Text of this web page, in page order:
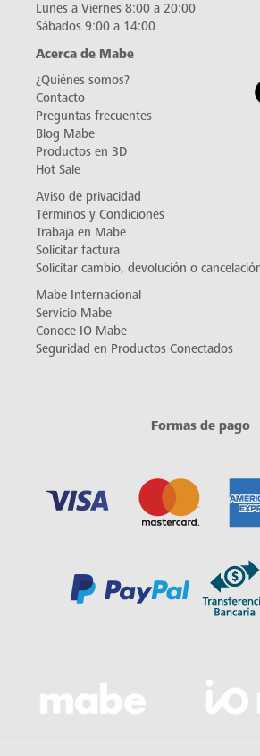
Lunes a Viernes 8:00 a 20:00
Sábados 9:00 a 14:00
Acerca de Mabe
¿Quiénes somos?
Contacto
Preguntas frecuentes
Blog Mabe
Productos en 3D
Hot Sale
Aviso de privacidad
Términos y Condiciones
Trabaja en Mabe
Solicitar factura
Solicitar cambio, devolución o
Mabe Internacional
Servicio Mabe
Conoce IO Mabe
Seguridad en Productos Conectados
Formas de pago